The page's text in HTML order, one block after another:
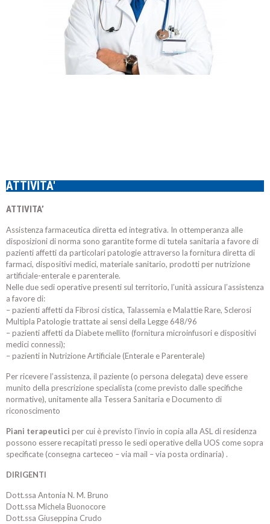
ATTIVITA'
ATTIVITA’
Assistenza farmaceutica diretta ed integrativa. In ottemperanza alle
disposizioni di norma sono garantite forme di tutela sanitaria a favore di
pazienti affetti da particolari patologie attraverso la fornitura diretta di
farmaci, dispositivi medici, materiale sanitario, prodotti per nutrizione
artificiale-enterale e parenterale.
Nelle due sedi operative presenti sul territorio, l’unità assicura l’assistenza
a favore di:
– pazienti affetti da Fibrosi cistica, Talassemia e Malattie Rare, Sclerosi
Multipla Patologie trattate ai sensi della Legge 648/96
– pazienti affetti da Diabete mellito (fornitura microinfusori e dispositivi
medici connessi);
– pazienti in Nutrizione Artificiale (Enterale e Parenterale)
Per ricevere l’assistenza, il paziente (o persona delegata) deve essere
munito della prescrizione specialista (come previsto dalle specifiche
normative), unitamente alla Tessera Sanitaria e Documento di
riconoscimento
Piani terapeutici per cui è previsto l’invio in copia alla ASL di residenza
possono essere recapitati presso le sedi operative della UOS come sopra
specificate (consegna carteceo – via mail – via posta ordinaria) .
DIRIGENTI
Dott.ssa Antonia N. M. Bruno
Dott.ssa Michela Buonocore
Dott.ssa Giuseppina Crudo